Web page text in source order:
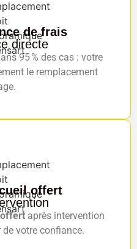
de frais
directe
95 % des cas : votre
le remplacement
offert
après intervention
votre confiance.